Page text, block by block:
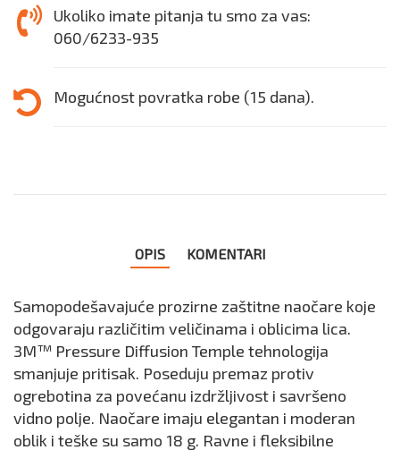
Ukoliko imate pitanja tu smo za vas:
060/6233-935
Mogućnost povratka robe (15 dana).
OPIS KOMENTARI
Samopodešavajuće prozirne zaštitne naočare koje
odgovaraju različitim veličinama i oblicima lica.
3M™ Pressure Diffusion Temple tehnologija
smanjuje pritisak. Poseduju premaz protiv
ogrebotina za povećanu izdržljivost i savršeno
vidno polje. Naočare imaju elegantan i moderan
oblik i teške su samo 18 g. Ravne i fleksibilne